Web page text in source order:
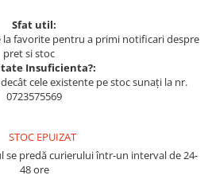
Sfat util:
favorite pentru a primi notificari despre
pret si stoc
Insuficienta?:
cele existente pe stoc sunați la nr.
0723575569
STOC EPUIZAT
se predă curierului într-un interval de 24-
48 ore